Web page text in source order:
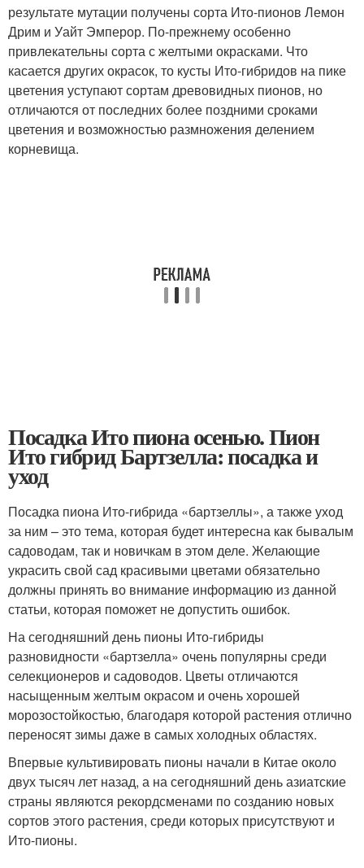
результате мутации получены сорта Ито-пионов Лемон
Дрим и Уайт Эмперор. По-прежнему особенно
привлекательны сорта с желтыми окрасками. Что
касается других окрасок, то кусты Ито-гибридов на пике
цветения уступают сортам древовидных пионов, но
отличаются от последних более поздними сроками
цветения и возможностью размножения делением
корневища.
Посадка Ито пиона осенью. Пион
Ито гибрид Бартзелла: посадка и
уход
Посадка пиона Ито-гибрида «бартзеллы», а также уход
за ним – это тема, которая будет интересна как бывалым
садоводам, так и новичкам в этом деле. Желающие
украсить свой сад красивыми цветами обязательно
должны принять во внимание информацию из данной
статьи, которая поможет не допустить ошибок.
На сегодняшний день пионы Ито-гибриды
разновидности «бартзелла» очень популярны среди
селекционеров и садоводов. Цветы отличаются
насыщенным желтым окрасом и очень хорошей
морозостойкостью, благодаря которой растения отлично
переносят зимы даже в самых холодных областях.
Впервые культивировать пионы начали в Китае около
двух тысяч лет назад, а на сегодняшний день азиатские
страны являются рекордсменами по созданию новых
сортов этого растения, среди которых присутствуют и
Ито-пионы.